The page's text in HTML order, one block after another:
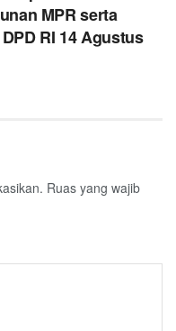
MPR serta
RI 14 Agustus
Ruas yang wajib